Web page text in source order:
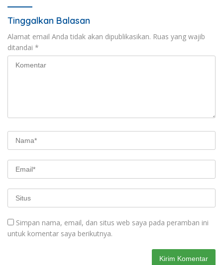
Tinggalkan Balasan
Alamat email Anda tidak akan dipublikasikan. Ruas yang wajib
ditandai *
Simpan nama, email, dan situs web saya pada peramban ini
untuk komentar saya berikutnya.